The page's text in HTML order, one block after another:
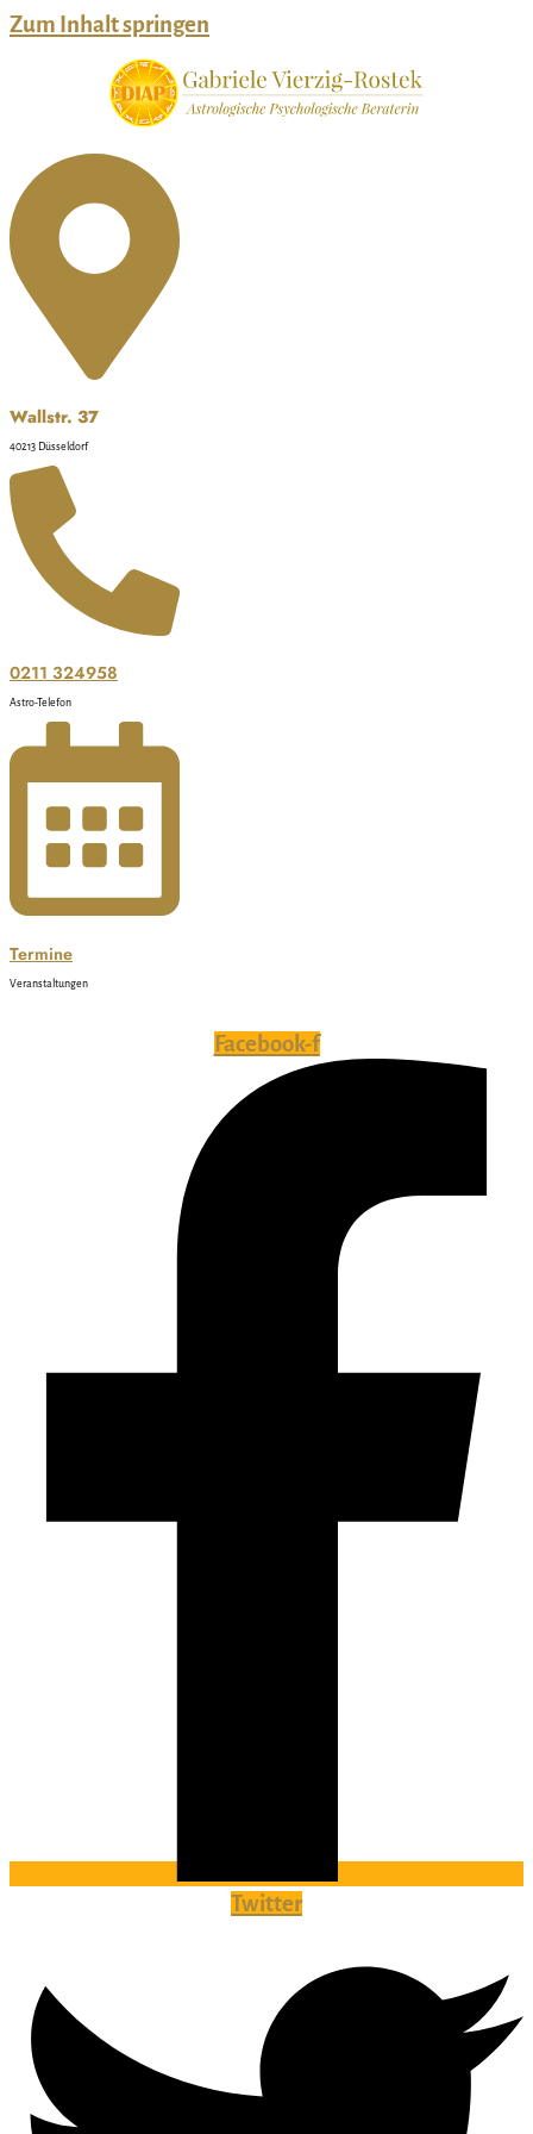
Zum Inhalt springen
Wallstr. 37
40213 Düsseldorf
0211 324958
Astro-Telefon
Termine
Veranstaltungen
Facebook-f
Twitter